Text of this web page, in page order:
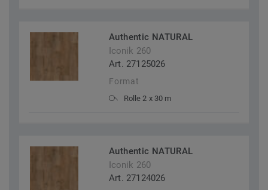
Authentic NATURAL
Iconik 260
Art. 27125026
Format
Rolle 2 x 30 m
Authentic NATURAL
Iconik 260
Art. 27124026